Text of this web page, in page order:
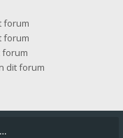
forum
forum
forum
dit forum